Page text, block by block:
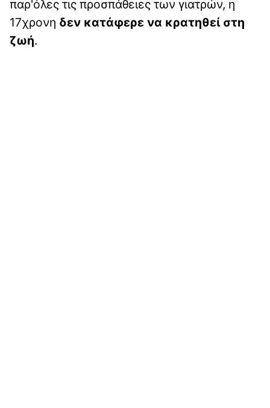
παρ'όλες τις προσπάθειες των γιατρών, η
17χρονη δεν κατάφερε να κρατηθεί στη
ζωή.